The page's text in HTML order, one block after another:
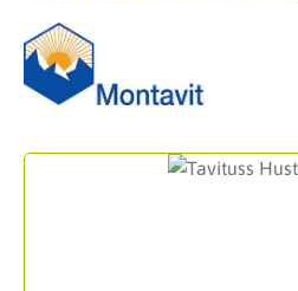
Bildergalerie überspringen